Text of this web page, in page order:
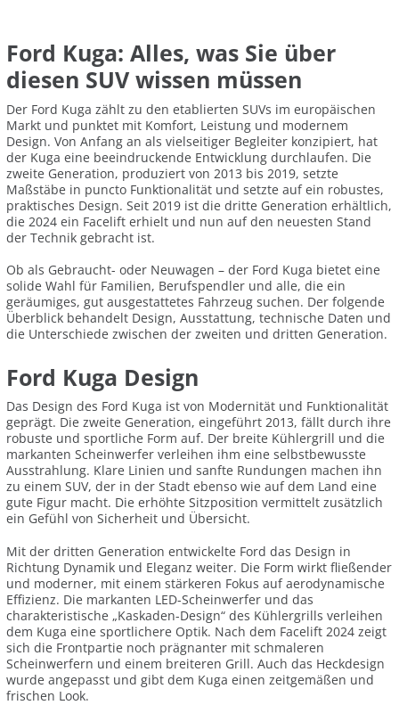
Ford Kuga: Alles, was Sie über
diesen SUV wissen müssen
Der Ford Kuga zählt zu den etablierten SUVs im europäischen
Markt und punktet mit Komfort, Leistung und modernem
Design. Von Anfang an als vielseitiger Begleiter konzipiert, hat
der Kuga eine beeindruckende Entwicklung durchlaufen. Die
zweite Generation, produziert von 2013 bis 2019, setzte
Maßstäbe in puncto Funktionalität und setzte auf ein robustes,
praktisches Design. Seit 2019 ist die dritte Generation erhältlich,
die 2024 ein Facelift erhielt und nun auf den neuesten Stand
der Technik gebracht ist.
Ob als Gebraucht- oder Neuwagen – der Ford Kuga bietet eine
solide Wahl für Familien, Berufspendler und alle, die ein
geräumiges, gut ausgestattetes Fahrzeug suchen. Der folgende
Überblick behandelt Design, Ausstattung, technische Daten und
die Unterschiede zwischen der zweiten und dritten Generation.
Ford Kuga Design
Das Design des Ford Kuga ist von Modernität und Funktionalität
geprägt. Die zweite Generation, eingeführt 2013, fällt durch ihre
robuste und sportliche Form auf. Der breite Kühlergrill und die
markanten Scheinwerfer verleihen ihm eine selbstbewusste
Ausstrahlung. Klare Linien und sanfte Rundungen machen ihn
zu einem SUV, der in der Stadt ebenso wie auf dem Land eine
gute Figur macht. Die erhöhte Sitzposition vermittelt zusätzlich
ein Gefühl von Sicherheit und Übersicht.
Mit der dritten Generation entwickelte Ford das Design in
Richtung Dynamik und Eleganz weiter. Die Form wirkt fließender
und moderner, mit einem stärkeren Fokus auf aerodynamische
Effizienz. Die markanten LED-Scheinwerfer und das
charakteristische „Kaskaden-Design“ des Kühlergrills verleihen
dem Kuga eine sportlichere Optik. Nach dem Facelift 2024 zeigt
sich die Frontpartie noch prägnanter mit schmaleren
Scheinwerfern und einem breiteren Grill. Auch das Heckdesign
wurde angepasst und gibt dem Kuga einen zeitgemäßen und
frischen Look.